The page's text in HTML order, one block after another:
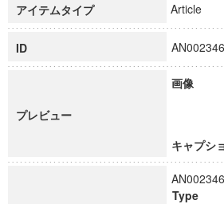
慶應義塾大学グローバルCOEプ
慶應義塾大学グローバルCOEプ
博士課程教育リーディングプロ
学術雑誌掲載論文等(8)
アイテムタイプ Article
ID
プレビュー
画像
キャプシ
Type